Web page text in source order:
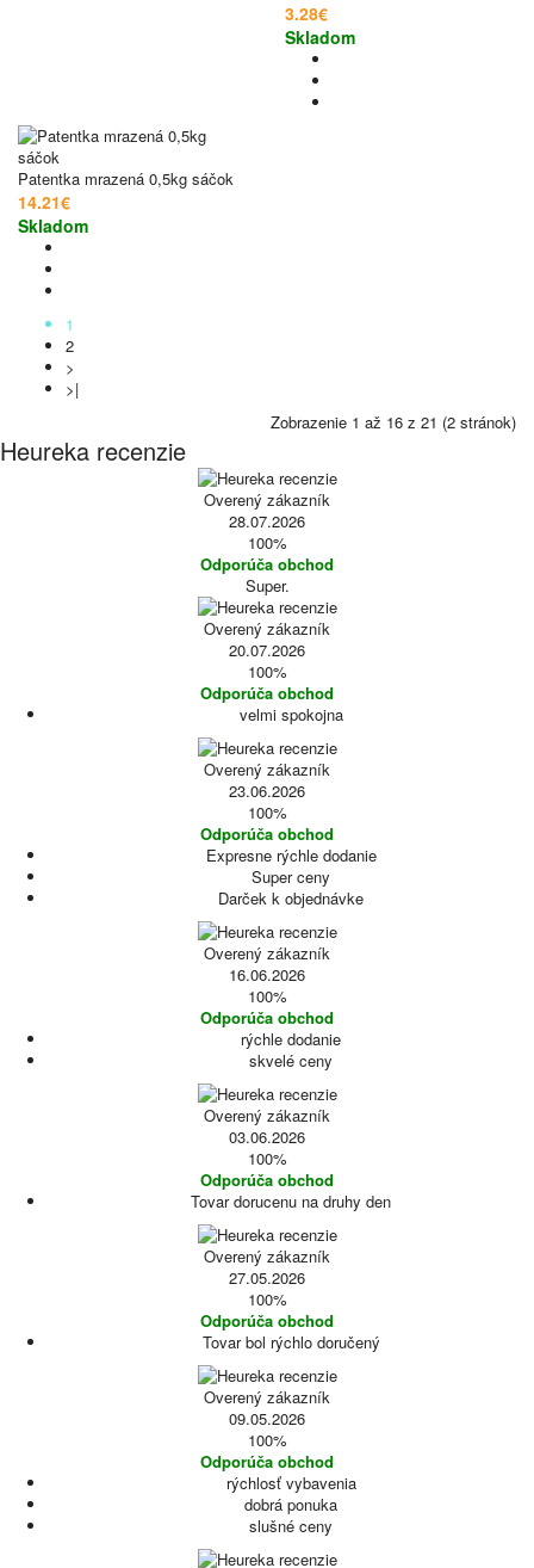
3.28€
Skladom
Patentka mrazená 0,5kg sáčok
14.21€
Skladom
1
2
>
>|
Zobrazenie 1 až 16 z 21 (2 stránok)
Heureka recenzie
Overený zákazník
28.07.2026
100%
Odporúča obchod
Super.
Overený zákazník
20.07.2026
100%
Odporúča obchod
velmi spokojna
Overený zákazník
23.06.2026
100%
Odporúča obchod
Expresne rýchle dodanie
Super ceny
Darček k objednávke
Overený zákazník
16.06.2026
100%
Odporúča obchod
rýchle dodanie
skvelé ceny
Overený zákazník
03.06.2026
100%
Odporúča obchod
Tovar dorucenu na druhy den
Overený zákazník
27.05.2026
100%
Odporúča obchod
Tovar bol rýchlo doručený
Overený zákazník
09.05.2026
100%
Odporúča obchod
rýchlosť vybavenia
dobrá ponuka
slušné ceny